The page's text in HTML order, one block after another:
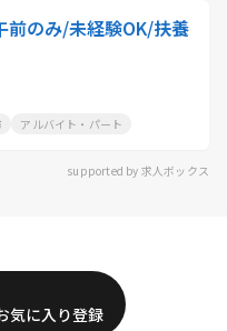
のみ/未経験OK/扶養
アルバイト・パート
supported by 求人ボックス
気に入り登録